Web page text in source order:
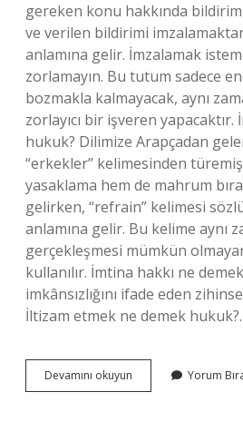
gereken konu hakkında
ve verilen bildirimi
anlamına gelir. İmzalamak
zorlamayın. Bu tutum sadece
bozmakla kalmayacak, aynı
zorlayıcı bir işveren
hukuk? Dilimize Arapçadan
“erkekler” kelimesinden
yasaklama hem de mahrum
gelirken, “refrain” kelimesi
anlamına gelir. Bu kelime aynı
gerçekleşmesi mümkün
kullanılır. İmtina hakkı ne
imkânsızlığını ifade eden
İltizam etmek ne demek
Devamını okuyun
Etmek
Yorum